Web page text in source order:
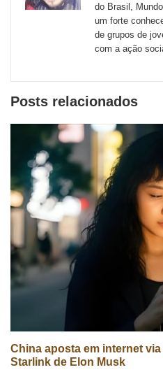
externos
do Brasil,
um forte
de grupos de
com a ação
Posts relacionados
China aposta em internet
Starlink de Elon Musk